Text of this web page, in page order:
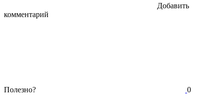
Добавить
комментарий
Полезно? 0